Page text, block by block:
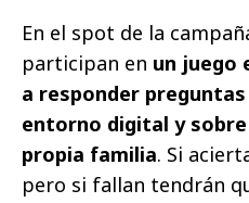
En el spot de la
participan en un juego
a responder
entorno digital y
propia familia. Si
pero si fallan tendrán